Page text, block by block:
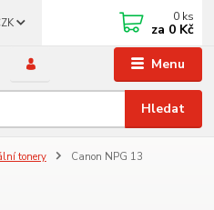
Menu
Hledat
0 ks
za 0 Kč
tonery Canon NPG 13